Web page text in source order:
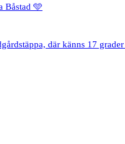
Båstad 🩵
där känns 17